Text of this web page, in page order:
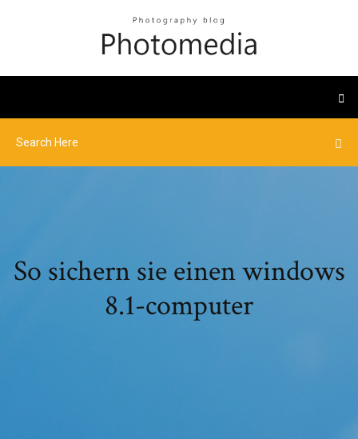
So sichern sie einen windows
8.1-computer